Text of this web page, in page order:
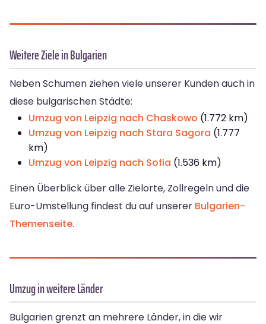
Weitere Ziele in Bulgarien
Neben Schumen ziehen viele unserer Kunden auch in
diese bulgarischen Städte:
Umzug von Leipzig nach Chaskowo (1.772 km)
Umzug von Leipzig nach Stara Sagora (1.777
km)
Umzug von Leipzig nach Sofia (1.536 km)
Einen Überblick über alle Zielorte, Zollregeln und die
Euro-Umstellung findest du auf unserer Bulgarien-
Themenseite.
Umzug in weitere Länder
Bulgarien grenzt an mehrere Länder, in die wir